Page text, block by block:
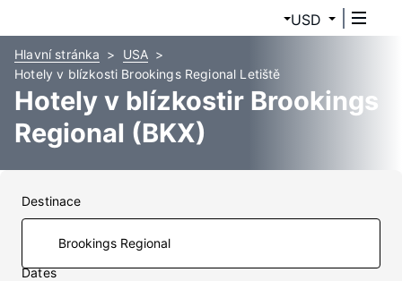
USD
Hlavní stránka
USA
Hotely v blízkosti Brookings Regional Letiště
Hotely v blízkostir Brookings
Regional (BKX)
Destinace
Dates